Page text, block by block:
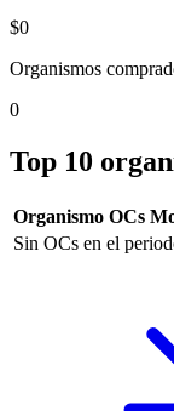
$0
Organismos
0
Top 10
Organismo OCs
Sin OCs en el